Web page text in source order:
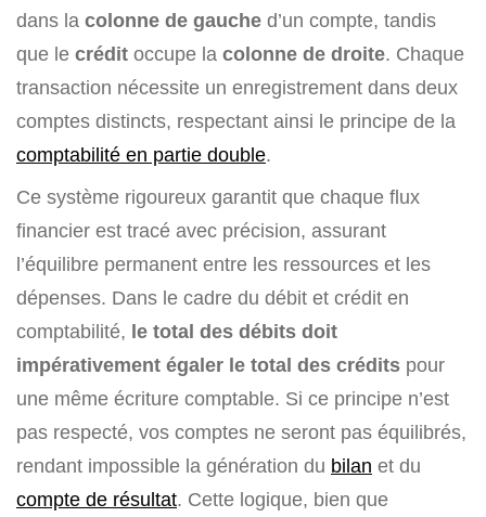
dans la colonne de gauche d’un compte, tandis
que le crédit occupe la colonne de droite. Chaque
transaction nécessite un enregistrement dans deux
comptes distincts, respectant ainsi le principe de la
comptabilité en partie double.
Ce système rigoureux garantit que chaque flux
financier est tracé avec précision, assurant
l’équilibre permanent entre les ressources et les
dépenses. Dans le cadre du débit et crédit en
comptabilité, le total des débits doit
impérativement égaler le total des crédits pour
une même écriture comptable. Si ce principe n’est
pas respecté, vos comptes ne seront pas équilibrés,
rendant impossible la génération du bilan et du
compte de résultat. Cette logique, bien que